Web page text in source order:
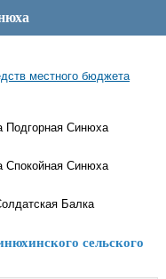
местного бюджета
Подгорная Синюха
Спокойная Синюха
Балка
сельского